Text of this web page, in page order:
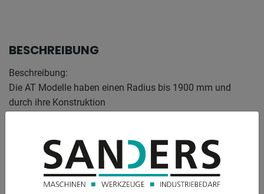
BESCHREIBUNG
Beschreibung:
Die AT Modelle haben einen Radius bis 1900 mm und
durch ihre Konstruktion
Einfach auf einer Arbeitsplatte zu montieren.
Ausstattung: